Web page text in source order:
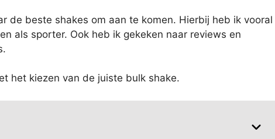
de beste shakes om aan te komen. Hierbij heb ik vooral
als sporter. Ook heb ik gekeken naar reviews en
het kiezen van de juiste bulk shake.